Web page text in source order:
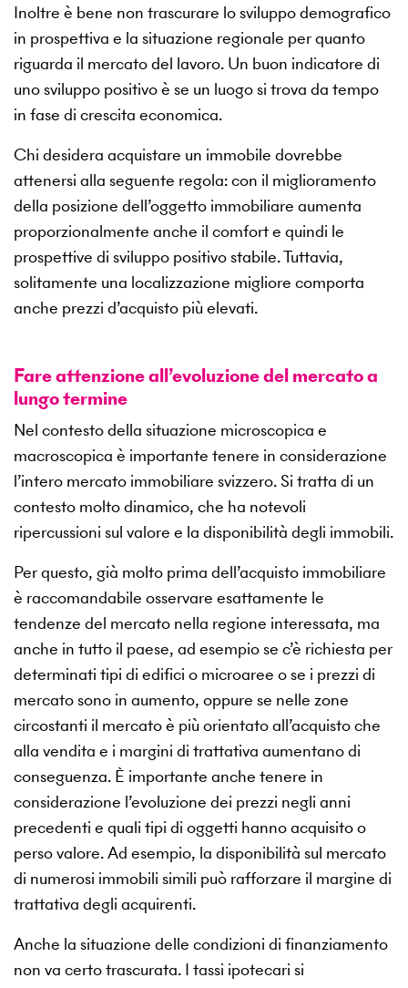
Inoltre è bene non trascurare lo sviluppo demografico
in prospettiva e la situazione regionale per quanto
riguarda il mercato del lavoro. Un buon indicatore di
uno sviluppo positivo è se un luogo si trova da tempo
in fase di crescita economica.
Chi desidera acquistare un immobile dovrebbe
attenersi alla seguente regola: con il miglioramento
della posizione dell’oggetto immobiliare aumenta
proporzionalmente anche il comfort e quindi le
prospettive di sviluppo positivo stabile. Tuttavia,
solitamente una localizzazione migliore comporta
anche prezzi d’acquisto più elevati.
Fare attenzione all’evoluzione del mercato a
lungo termine
Nel contesto della situazione microscopica e
macroscopica è importante tenere in considerazione
l’intero mercato immobiliare svizzero. Si tratta di un
contesto molto dinamico, che ha notevoli
ripercussioni sul valore e la disponibilità degli immobili.
Per questo, già molto prima dell’acquisto immobiliare
è raccomandabile osservare esattamente le
tendenze del mercato nella regione interessata, ma
anche in tutto il paese, ad esempio se c’è richiesta per
determinati tipi di edifici o microaree o se i prezzi di
mercato sono in aumento, oppure se nelle zone
circostanti il mercato è più orientato all’acquisto che
alla vendita e i margini di trattativa aumentano di
conseguenza. È importante anche tenere in
considerazione l’evoluzione dei prezzi negli anni
precedenti e quali tipi di oggetti hanno acquisito o
perso valore. Ad esempio, la disponibilità sul mercato
di numerosi immobili simili può rafforzare il margine di
trattativa degli acquirenti.
Anche la situazione delle condizioni di finanziamento
non va certo trascurata. I tassi ipotecari si